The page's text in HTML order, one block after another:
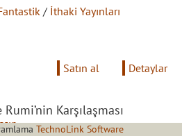
/ İthaki Yayınları
Satın al Detaylar
Karşılaşması
TechnoLink Software